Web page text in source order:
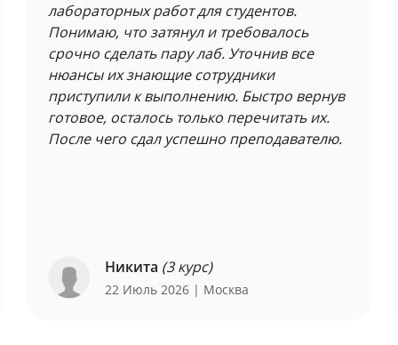
лабораторных работ для студентов.
Понимаю, что затянул и требовалось
срочно сделать пару лаб. Уточнив все
нюансы их знающие сотрудники
приступили к выполнению. Быстро вернув
готовое, осталось только перечитать их.
После чего сдал успешно преподавателю.
Никита (3 курс)
22 Июль 2026 | Москва